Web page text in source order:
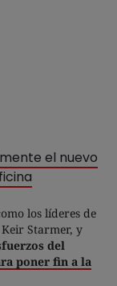
el nuevo
los líderes de
Starmer, y
del
poner fin a la